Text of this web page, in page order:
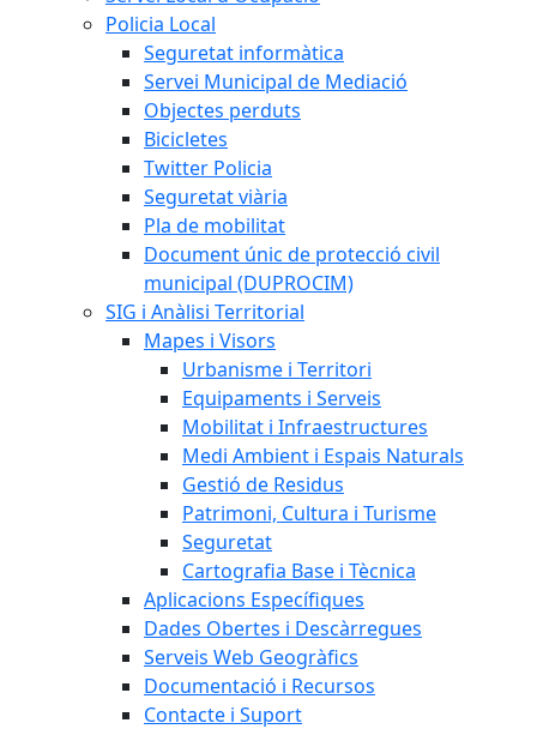
Policia Local
Seguretat informàtica
Servei Municipal de Mediació
Objectes perduts
Bicicletes
Twitter Policia
Seguretat viària
Pla de mobilitat
Document únic de protecció civil
municipal (DUPROCIM)
SIG i Anàlisi Territorial
Mapes i Visors
Urbanisme i Territori
Equipaments i Serveis
Mobilitat i Infraestructures
Medi Ambient i Espais Naturals
Gestió de Residus
Patrimoni, Cultura i Turisme
Seguretat
Cartografia Base i Tècnica
Aplicacions Específiques
Dades Obertes i Descàrregues
Serveis Web Geogràfics
Documentació i Recursos
Contacte i Suport